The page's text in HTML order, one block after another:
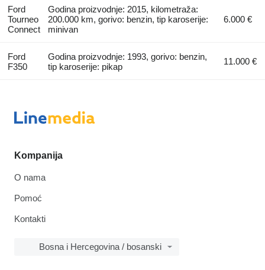
Ford
Tourneo
Connect
Godina proizvodnje: 2015, kilometraža:
200.000 km, gorivo: benzin, tip karoserije:
minivan
6.000 €
Ford
F350
Godina proizvodnje: 1993, gorivo: benzin,
tip karoserije: pikap
11.000 €
Kompanija
O nama
Pomoć
Kontakti
Bosna i Hercegovina / bosanski